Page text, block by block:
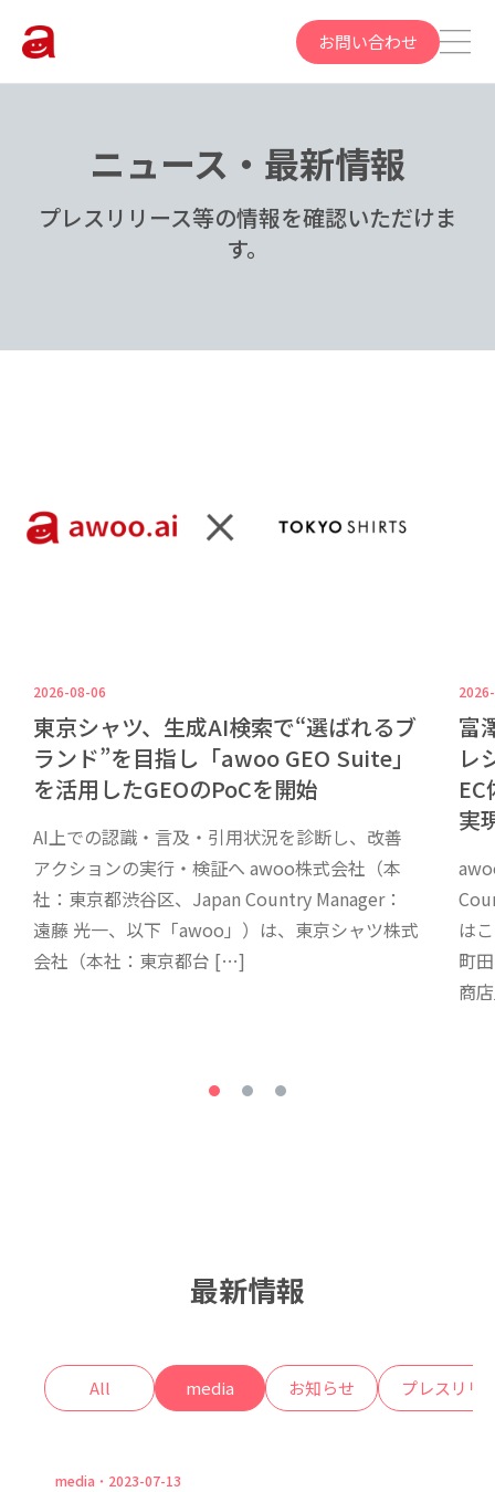
お問い合わせ
ニュース・最新情報
プレスリリース等の情報を確認いただけま
す。
2026-08-06
東京シャツ、生成AI検索で“選ばれるブ
ランド”を目指し「awoo GEO Suite」
を活用したGEOのPoCを開始
AI上での認識・言及・引用状況を診断し、改善
アクションの実行・検証へ awoo株式会社（本
社：東京都渋谷区、Japan Country Manager：
遠藤 光一、以下「awoo」）は、東京シャツ株式
会社（本社：東京都台 […]
富
レ
実
は
町
商
最新情報
All media お知らせ プレスリリ
media 2023-07-13